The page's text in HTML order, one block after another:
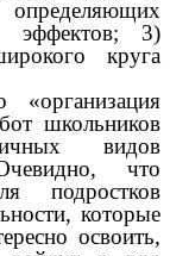
эффектов; 3)
круга
школьников
видов
что
подростков
которые
освоить,